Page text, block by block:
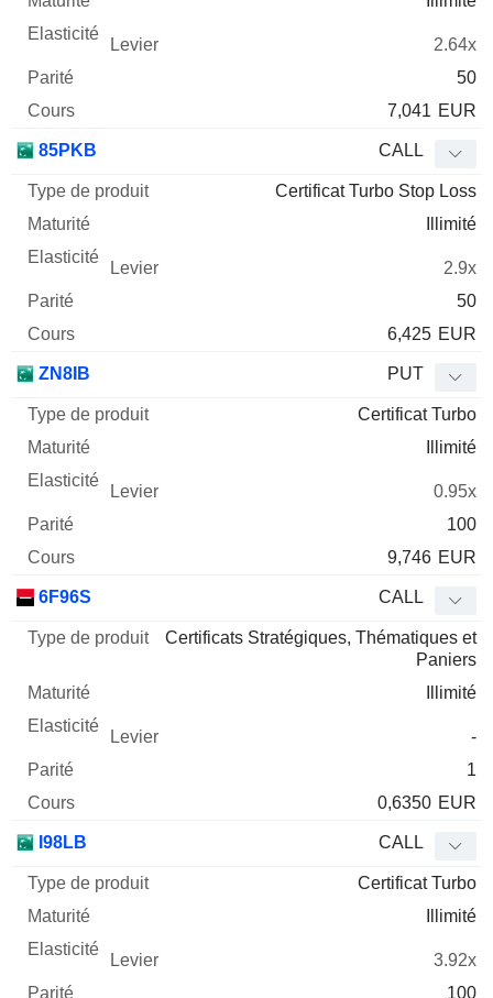
2.64x
50
7,041 EUR
85PKB CALL
Certificat Turbo Stop Loss
Illimité
2.9x
50
6,425 EUR
ZN8IB PUT
Certificat Turbo
Illimité
0.95x
100
9,746 EUR
6F96S CALL
Certificats Stratégiques, Thématiques et
Paniers
Illimité
-
1
0,6350 EUR
I98LB CALL
Certificat Turbo
Illimité
3.92x
100